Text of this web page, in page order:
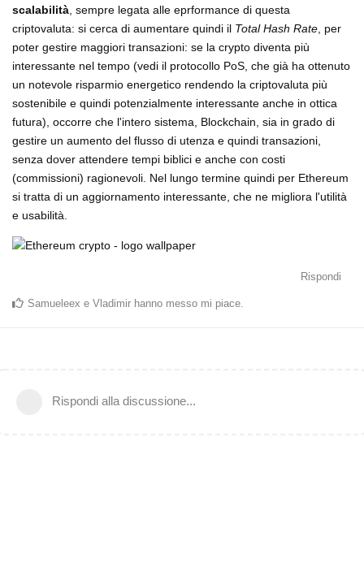
scalabilità , sempre legata alle eprformance di questa
criptovaluta: si cerca di aumentare quindi il Total Hash Rate , per
poter gestire maggiori transazioni: se la crypto diventa più
interessante nel tempo (vedi il protocollo PoS, che già ha ottenuto
un notevole risparmio energetico rendendo la criptovaluta più
sostenibile e quindi potenzialmente interessante anche in ottica
futura), occorre che l'intero sistema, Blockchain, sia in grado di
gestire un aumento del flusso di utenza e quindi transazioni,
senza dover attendere tempi biblici e anche con costi
(commissioni) ragionevoli. Nel lungo termine quindi per Ethereum
si tratta di un aggiornamento interessante, che ne migliora l'utilità
e usabilità.
Rispondi
Samueleex e Vladimir hanno messo mi piace
Rispondi alla discussione...